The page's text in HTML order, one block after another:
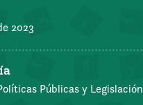
2023
Públicas y Legislación